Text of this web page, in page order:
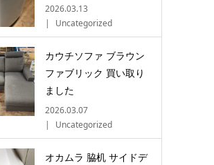
2026.03.13
Uncategorized
カウチソファ ブラウン
ファブリック 買い取り
ました
2026.03.07
Uncategorized
オカムラ 脇机 サイドデ